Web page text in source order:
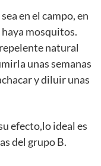
en el campo, en
mosquitos.
natural
unas semanas
y diluir unas
efecto,lo ideal es
del grupo B.